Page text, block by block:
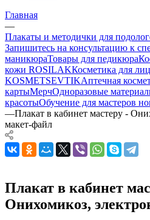
Главная
—
Плакаты и методички для
Запишитесь на консультацию к
маникюраТовары для педикюра
кожи ROSILAKКосметика для
KOSMETSEVTIKАптечная
картыМерчОдноразовые
красотыОбучение для мастеров
—Плакат в кабинет мастеру -
макет-файл
Плакат в кабинет
Онихомикоз,